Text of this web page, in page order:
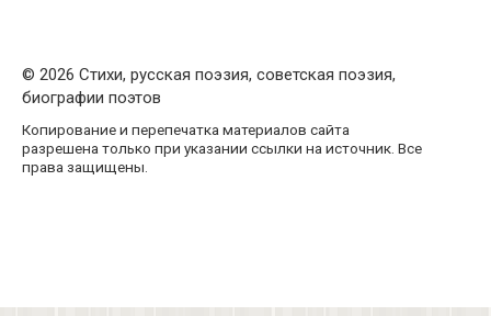
© 2026 Стихи, русская поэзия, советская поэзия,
биографии поэтов
Копирование и перепечатка материалов сайта
разрешена только при указании ссылки на источник. Все
права защищены.